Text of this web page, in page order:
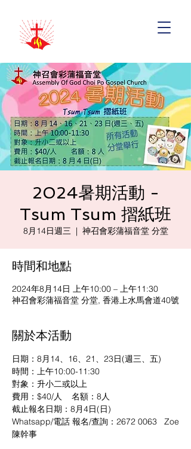
2024暑期活動 -
Tsum Tsum 摺紙班
8月14日週三
  |
神召會彩蒲福音堂 分堂
時間和地點
2024年8月14日 上午10:00 – 上午11:30
神召會彩蒲福音堂 分堂, 香港上水馬會道40號
關於本活動
日期：8月14、16、21、23日(週三、五)
時間：上午10:00-11:30
對象：升小二或以上
費用：$40/人    名額：8人
截止報名日期：8月4日(日)
Whatsapp/電話 報名/查詢：2672 0063   Zoe
陳幹事